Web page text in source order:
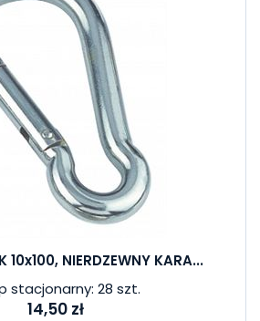
10x100, NIERDZEWNY KARA...
stacjonarny: 28 szt.
14,50 zł